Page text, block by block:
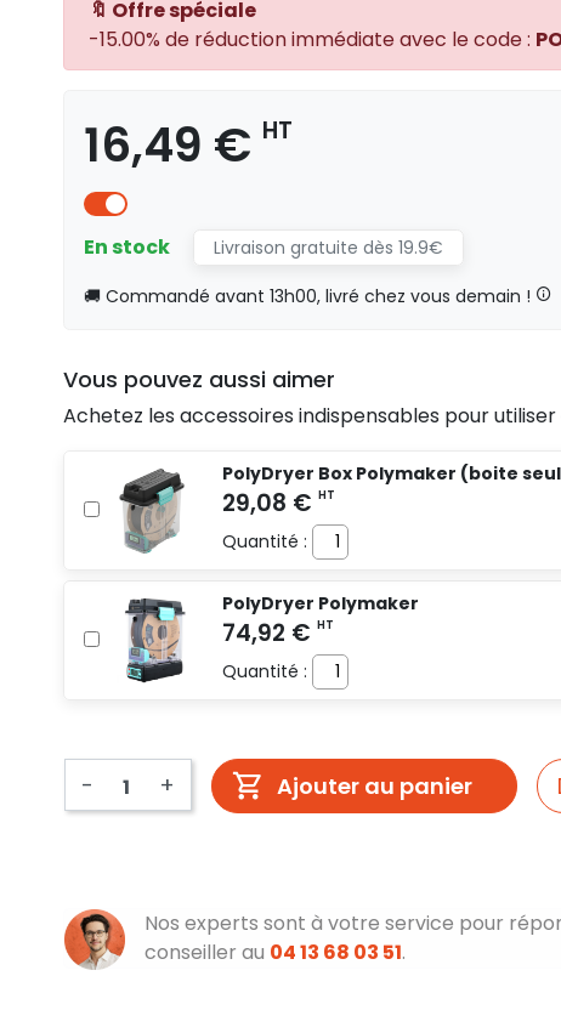
🔖 Offre spéciale
-15.00% de réduction immédiate avec le code :
16,49 € HT
En stock
Livraison gratuite dès 19.9€
🚚 Commandé avant 13h00, livré chez vous demain !
Vous pouvez aussi aimer
Achetez les accessoires indispensables pour
PolyDryer Box Polymaker (boite
Quantité :
PolyDryer Polymaker
Quantité :
- + Ajouter au panier
Nos experts sont à votre service pour
conseiller au 04 13 68 03 51.